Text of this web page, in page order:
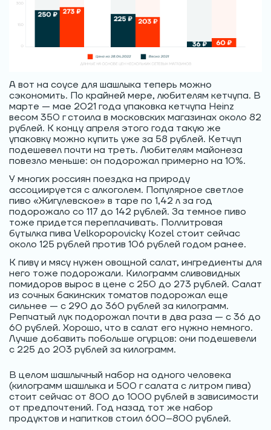
А вот на соусе для шашлыка теперь можно
сэкономить. По крайней мере, любителям кетчупа. В
марте — мае 2021 года упаковка кетчупа Heinz
весом 350 г стоила в московских магазинах около 82
рублей. К концу апреля этого года такую же
упаковку можно купить уже за 58 рублей. Кетчуп
подешевел почти на треть. Любителям майонеза
повезло меньше: он подорожал примерно на 10%.
У многих россиян поездка на природу
ассоциируется с алкоголем. Популярное светлое
пиво «Жигулевское» в таре по 1,42 л за год
подорожало со 117 до 142 рублей. За темное пиво
тоже придется переплачивать. Поллитровая
бутылка пива Velkopopovicky Kozel стоит сейчас
около 125 рублей против 106 рублей годом ранее.
К пиву и мясу нужен овощной салат, ингредиенты для
него тоже подорожали. Килограмм сливовидных
помидоров вырос в цене с 250 до 273 рублей. Салат
из сочных бакинских томатов подорожал еще
сильнее — с 290 до 360 рублей за килограмм.
Репчатый лук подорожал почти в два раза — с 36 до
60 рублей. Хорошо, что в салат его нужно немного.
Лучше добавить побольше огурцов: они подешевели
с 225 до 203 рублей за килограмм.
В целом шашлычный набор на одного человека
(килограмм шашлыка и 500 г салата с литром пива)
стоит сейчас от 800 до 1000 рублей в зависимости
от предпочтений. Год назад тот же набор
продуктов и напитков стоил 600–800 рублей.